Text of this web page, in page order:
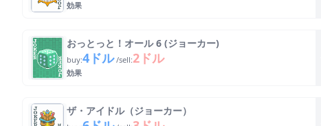
効果
おっとっと！オール 6 (ジョーカー)
buy:4ドル /sell:2ドル
効果
ザ・アイドル（ジョーカー）